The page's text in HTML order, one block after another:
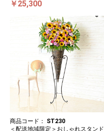
￥25,300
商品コード： ST230
＜配送地域限定＞おしゃれスタンド